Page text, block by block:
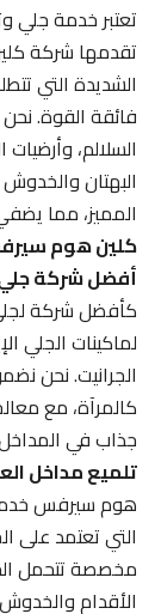
تعتبر خدمة جلي
تقدمها شركة كلين
الشديدة التي
فائقة القوة. نحن
السلالم، وأرضيات
البهتان والخدوش
المميز، مما
كلين هوم
أفضل شركة جلي
كأفضل شركة لجلي
لماكينات الجلي
الجرانيت. نحن
كالمرآة، مع
جذاب في المداخل
تلميع مداخل
هوم سيرفس خدمة
التي تعتمد على
مخصصة تتحمل
الأقدام والخدوش